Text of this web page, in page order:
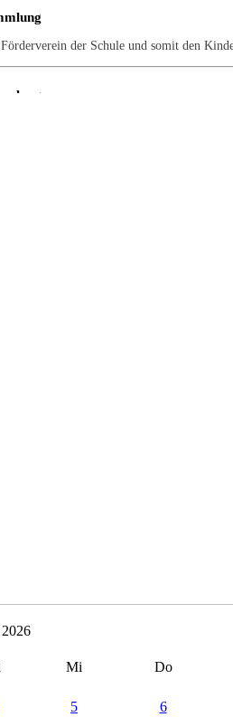
der Schule und somit den
der Schule und somit den
der Schule und somit den
der Schule und somit den
Mi Do
5 6